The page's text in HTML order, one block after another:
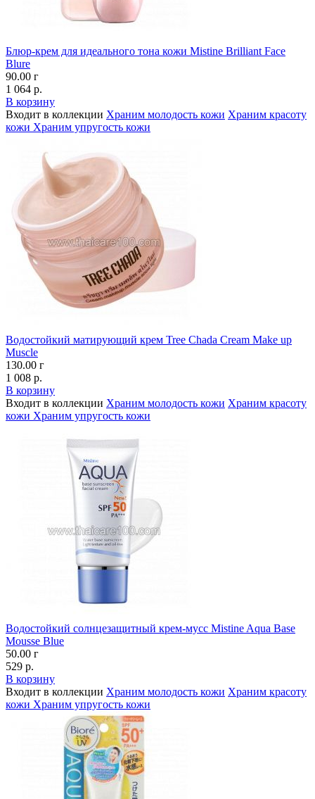
Блюр-крем для идеального тона кожи Mistine Brilliant Face
Blure
90.00 г
1 064 р.
В корзину
Входит в коллекции Храним молодость кожи Храним красоту
кожи Храним упругость кожи
Водостойкий матирующий крем Tree Chada Cream Make up
Muscle
130.00 г
1 008 р.
В корзину
Входит в коллекции Храним молодость кожи Храним красоту
кожи Храним упругость кожи
Водостойкий солнцезащитный крем-мусс Mistine Aqua Base
Mousse Blue
50.00 г
529 р.
В корзину
Входит в коллекции Храним молодость кожи Храним красоту
кожи Храним упругость кожи